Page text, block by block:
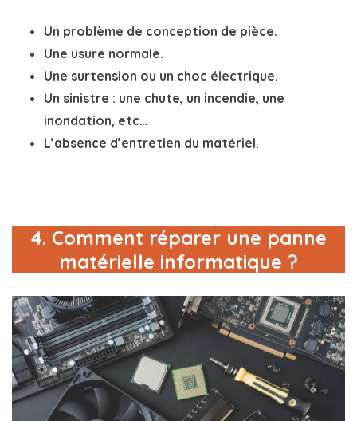
Un problème de conception de pièce.
Une usure normale.
Une surtension ou un choc électrique.
Un sinistre : une chute, un incendie, une
inondation, etc…
L’absence d’entretien du matériel.
4. Comment réparer une panne
matérielle informatique ?